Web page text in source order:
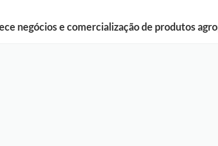
negócios e comercialização de produtos